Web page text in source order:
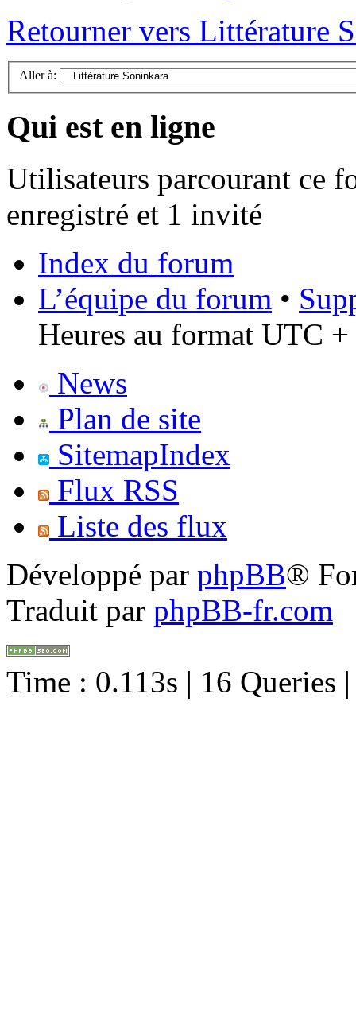
Retourner vers Littérature
Aller à:
Qui est en ligne
Utilisateurs parcourant ce
enregistré et 1 invité
Index du forum
L’équipe du forum •
Heures au format UTC +
News
Plan de site
SitemapIndex
Flux RSS
Liste des flux
Développé par phpBB®
Traduit par phpBB-fr.com
Time : 0.113s | 16 Queries